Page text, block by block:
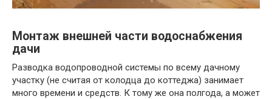
Монтаж внешней части водоснабжения
дачи
Разводка водопроводной системы по всему дачному
участку (не считая от колодца до коттеджа) занимает
много времени и средств. К тому же она полгода, а может